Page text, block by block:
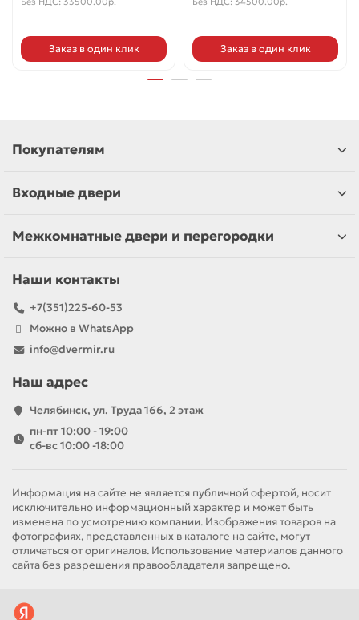
Заказ в один клик Заказ в один клик
Покупателям
Входные двери
Межкомнатные двери и перегородки
Наши контакты
+7(351)225-60-53
Можно в WhatsApp
info@dvermir.ru
Наш адрес
Челябинск, ул. Труда 166, 2 этаж
пн-пт 10:00 - 19:00
сб-вс 10:00 -18:00
Информация на сайте не является публичной офертой, носит
исключительно информационный характер и может быть
изменена по усмотрению компании. Изображения товаров на
фотографиях, представленных в каталоге на сайте, могут
отличаться от оригиналов. Использование материалов данного
сайта без разрешения правообладателя запрещено.